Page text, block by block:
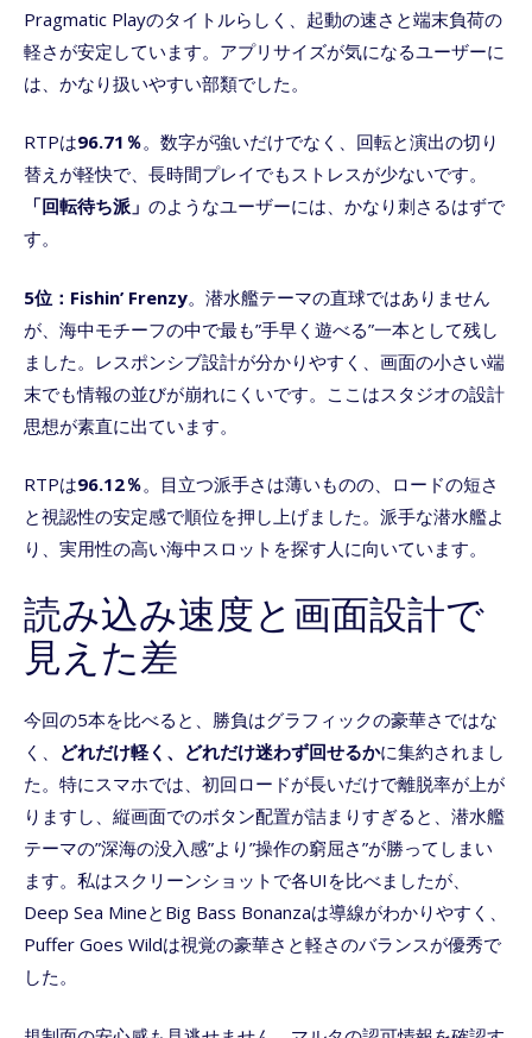
Pragmatic Playのタイトルらしく、起動の速さと端末負荷の
軽さが安定しています。アプリサイズが気になるユーザーに
は、かなり扱いやすい部類でした。
RTPは96.71％。数字が強いだけでなく、回転と演出の切り
替えが軽快で、長時間プレイでもストレスが少ないです。
「回転待ち派」 のようなユーザーには、かなり刺さるはずで
す。
5位：Fishin’ Frenzy。潜水艦テーマの直球ではありません
が、海中モチーフの中で最も”手早く遊べる”一本として残し
ました。レスポンシブ設計が分かりやすく、画面の小さい端
末でも情報の並びが崩れにくいです。ここはスタジオの設計
思想が素直に出ています。
RTPは96.12％。目立つ派手さは薄いものの、ロードの短さ
と視認性の安定感で順位を押し上げました。派手な潜水艦よ
り、実用性の高い海中スロットを探す人に向いています。
読み込み速度と画面設計で
見えた差
今回の5本を比べると、勝負はグラフィックの豪華さではな
く、 どれだけ軽く、どれだけ迷わず回せるかに集約されまし
た。特にスマホでは、初回ロードが長いだけで離脱率が上が
りますし、縦画面でのボタン配置が詰まりすぎると、潜水艦
テーマの”深海の没入感”より”操作の窮屈さ”が勝ってしまい
ます。私はスクリーンショットで各UIを比べましたが、
Deep Sea MineとBig Bass Bonanzaは導線がわかりやすく、
Puffer Goes Wildは視覚の豪華さと軽さのバランスが優秀で
した。